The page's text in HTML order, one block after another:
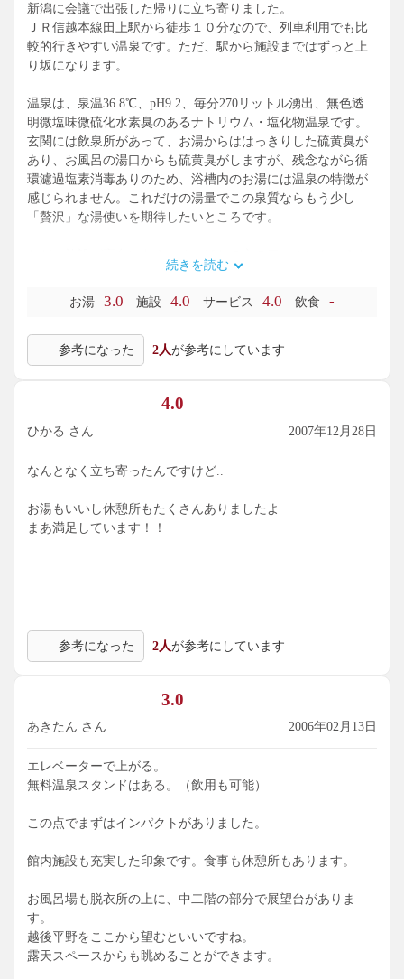
新潟に会議で出張した帰りに立ち寄りました。
ＪＲ信越本線田上駅から徒歩１０分なので、列車利用でも比
較的行きやすい温泉です。ただ、駅から施設まではずっと上
り坂になります。
温泉は、泉温36.8℃、pH9.2、毎分270リットル湧出、無色透
明微塩味微硫化水素臭のあるナトリウム・塩化物温泉です。
玄関には飲泉所があって、お湯からははっきりした硫黄臭が
あり、お風呂の湯口からも硫黄臭がしますが、残念ながら循
環濾過塩素消毒ありのため、浴槽内のお湯には温泉の特徴が
感じられません。これだけの湯量でこの泉質ならもう少し
「贅沢」な湯使いを期待したいところです。
うに露天風呂から越後平野の眺めはよかったです。また、入
浴料６００円ながら、平日はタオルセットが無料で貸し出さ
れ、手ぶらで行けるのも魅力です。
続きを読む
お湯 3.0 施設 4.0 サービス 4.0 飲食 -
参考になった 2人が参考にしています
4.0
ひかる さん 2007年12月28日
なんとなく立ち寄ったんですけど..
お湯もいいし休憩所もたくさんありましたよ
まあ満足しています！！
参考になった 2人が参考にしています
3.0
あきたん さん 2006年02月13日
エレベーターで上がる。
無料温泉スタンドはある。（飲用も可能）
この点でまずはインパクトがありました。
館内施設も充実した印象です。食事も休憩所もあります。
お風呂場も脱衣所の上に、中二階の部分で展望台がありま
す。
越後平野をここから望むといいですね。
露天スペースからも眺めることができます。